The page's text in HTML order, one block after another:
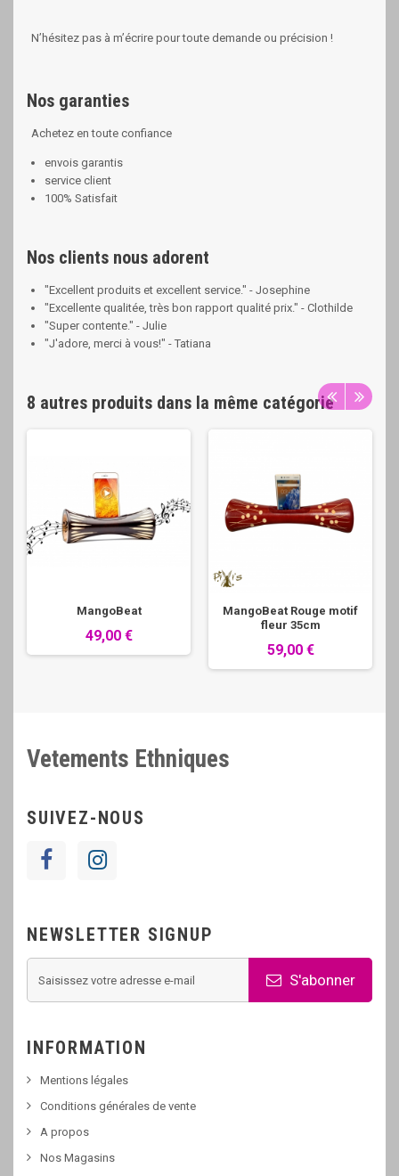
N’hésitez pas à m’écrire pour toute demande ou précision !
Nos garanties
Achetez en toute confiance
envois garantis
service client
100% Satisfait
Nos clients nous adorent
"Excellent produits et excellent service." - Josephine
"Excellente qualitée, très bon rapport qualité prix." - Clothilde
"Super contente." - Julie
"J'adore, merci à vous!" - Tatiana
8 autres produits dans la même catégorie
MangoBeat
49,00 €
MangoBeat Rouge motif
fleur 35cm
59,00 €
Vetements Ethniques
SUIVEZ-NOUS
NEWSLETTER SIGNUP
S'abonner
INFORMATION
Mentions légales
Conditions générales de vente
A propos
Nos Magasins